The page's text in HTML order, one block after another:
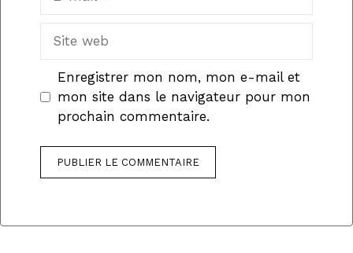
mail
web
Enregistrer mon nom, mon e-mail et
mon site dans le navigateur pour mon
prochain commentaire.